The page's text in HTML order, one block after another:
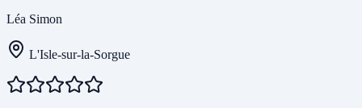
Léa Simon
L'Isle-sur-la-Sorgue